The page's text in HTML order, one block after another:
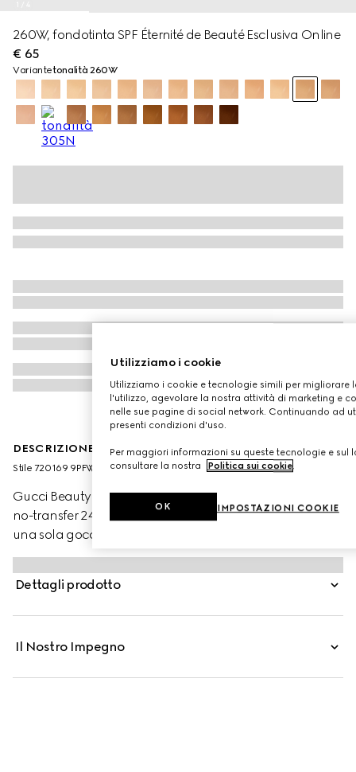
4
260W, fondotinta SPF Éternité de Beauté Esclusiva Online
€ 65
Variantetonalità 260W
DESCRIZIONE DEL PRODOTTO
Stile ‎720169 9PFWW 9260
Gucci Beauty presenta Éternité de Beauté, il fondotinta
no-transfer 24 ore di Gucci che offre alta coprenza con
una sola goccia di prodotto. La formula leggera, dalla
finitura opaca e radiosa, offre idratazione alla pelle e
aiuta a lenirla, mettendone in risalto la luminosità
naturale. Attraverso la combinazione di polveri ad alta
garantisce una copertura uniforme e impeccabile tutto il
Dettagli prodotto
Il Nostro Impegno
Utilizziamo i cookie
Utilizziamo i cookie e tecnologie simili per migliorare
l'utilizzo, agevolare la nostra attività di marketing e
nelle sue pagine di social network. Continuando ad
presenti condizioni d'uso.
Per maggiori informazioni su queste tecnologie e sul
consultare la nostra Politica sui cookie.
IMPOSTAZIONI COOKIE
OK